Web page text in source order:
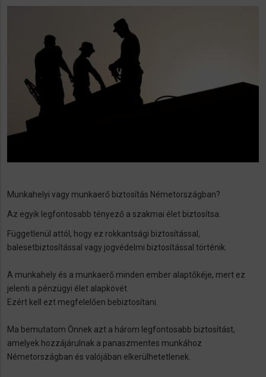
Munkahelyi vagy munkaerő biztosítás Németországban?
Az egyik legfontosabb tényező a szakmai élet biztosítsa.
Függetlenül attól, hogy ez rokkantsági biztosítással,
balesetbiztosítással vagy jogvédelmi biztosítással történik.
A munkahely és a munkaerő minden ember alaptőkéje, mert ez
jelenti a pénzügyi élet alapkövét.
Ezért kell ezt megfelelően bebiztosítani.
Ma bemutatom Önnek azt a három legfontosabb biztosítást,
amelyek hozzájárulnak a panaszmentes munkához
Németországban és valójában elkerülhetetlenek.